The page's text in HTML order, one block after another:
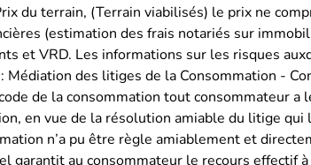
du terrain, (Terrain viabilisés) le prix ne
(estimation des frais notariés sur
et VRD. Les informations sur les risques
Médiation des litiges de la Consommation -
de la consommation tout consommateur
en vue de la résolution amiable du litige
n’a pu être règle amiablement et
garantit au consommateur le recours effectif